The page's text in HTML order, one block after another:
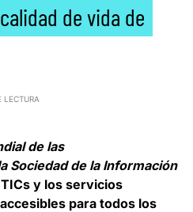
de vida de
LECTURA
de las
Sociedad de la Información
y los servicios
para todos los